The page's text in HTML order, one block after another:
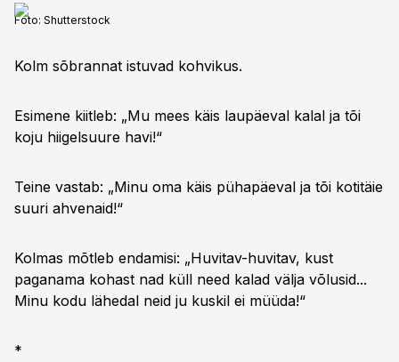
Foto: Shutterstock
Kolm sõbrannat istuvad kohvikus.
Esimene kiitleb: „Mu mees käis laupäeval kalal ja tõi
koju hiigelsuure havi!“
Teine vastab: „Minu oma käis pühapäeval ja tõi kotitäie
suuri ahvenaid!“
Kolmas mõtleb endamisi: „Huvitav-huvitav, kust
paganama kohast nad küll need kalad välja võlusid...
Minu kodu lähedal neid ju kuskil ei müüda!“
*